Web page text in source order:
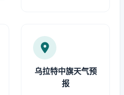
乌拉特中旗天气预
报